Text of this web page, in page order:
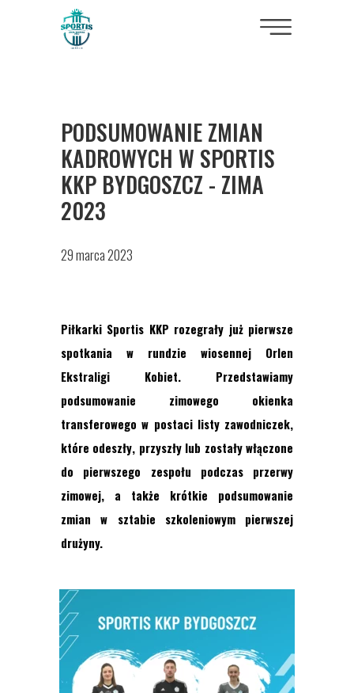
29 marca 2023
PODSUMOWANIE ZMIAN
KADROWYCH W SPORTIS
KKP BYDGOSZCZ - ZIMA
2023
Piłkarki Sportis KKP rozegrały już pierwsze
spotkania w rundzie wiosennej Orlen
Ekstraligi Kobiet. Przedstawiamy
podsumowanie zimowego okienka
transferowego w postaci listy zawodniczek,
które odeszły, przyszły lub zostały włączone
do pierwszego zespołu podczas przerwy
zimowej, a także krótkie podsumowanie
zmian w sztabie szkoleniowym pierwszej
drużyny.